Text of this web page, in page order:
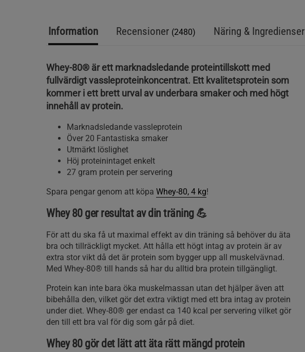
Information Recensioner (2480) Näring & Ingredienser
Whey-80® är ett marknadsledande proteintillskott med
fullvärdigt vassleproteinkoncentrat. Ett kvalitetsprotein som
kommer i ett brett urval av underbara smaker och med högt
innehåll av protein.
Marknadsledande vassleprotein
Över 20 Fantastiska smaker
Utmärkt löslighet
Höj proteinintaget enkelt
27 gram protein per servering
Spara pengar genom att köpa Whey-80, 4 kg!
Whey 80 ger resultat av din träning 💪
För att du ska få ut maximal effekt av din träning så behöver du äta
bra och tillräckligt mycket. Att hålla ett högt intag av protein är av
extra stor vikt då det är protein som bygger upp all muskelvävnad.
Med Whey-80® till hands så har du alltid bra protein tillgängligt.
Protein kan inte bara öka muskelmassan utan det hjälper även att
bibehålla den, vilket gör det extra viktigt med ett bra intag av protein
under diet. Whey-80® ger endast ca 140 kcal per servering vilket gör
den till ett bra val för dig som går på diet.
Whey 80 gör det lätt att äta rätt mängd protein